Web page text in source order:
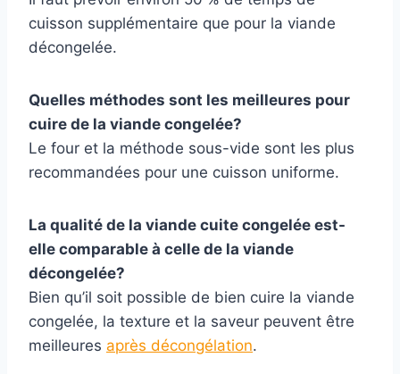
cuisson supplémentaire que pour la viande
décongelée.
Quelles méthodes sont les meilleures pour
cuire de la viande congelée?
Le four et la méthode sous-vide sont les plus
recommandées pour une cuisson uniforme.
La qualité de la viande cuite congelée est-
elle comparable à celle de la viande
décongelée?
Bien qu’il soit possible de bien cuire la viande
congelée, la texture et la saveur peuvent être
meilleures après décongélation.